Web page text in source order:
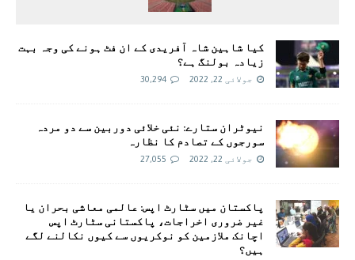
کیا شاہین شاہ آفریدی کے ان فٹ ہونے کی وجہ بہت
زیادہ بولنگ ہے؟
جولائی 22, 2022 30,294
نیوٹران ستارے: نئی خلائی دوربین سے دو مردہ
سورجوں کے تصادم کا نظارہ
جولائی 22, 2022 27,055
پاکستان میں سٹارٹ اپس: عالمی معاشی بحران یا
غیر ضروری اخراجات، پاکستانی سٹارٹ اپس
اچانک ملازمین کو نوکریوں سے کیوں نکالنے لگے
ہیں؟